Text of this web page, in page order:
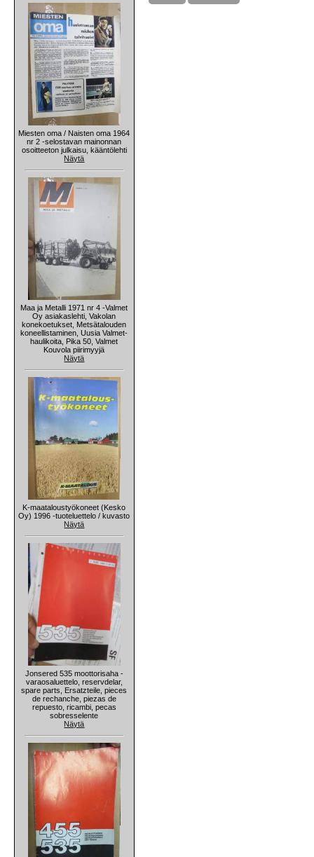
Miesten oma / Naisten oma 1964
nr 2 -selostavan mainonnan
osoitteeton julkaisu, kääntölehti
Näytä
Maa ja Metalli 1971 nr 4 -Valmet
Oy asiakaslehti, Vakolan
konekoetukset, Metsätalouden
koneellistaminen, Uusia Valmet-
haulikoita, Pika 50, Valmet
Kouvola piirimyyjä
Näytä
K-maataloustyökoneet (Kesko
Oy) 1996 -tuoteluettelo / kuvasto
Näytä
Jonsered 535 moottorisaha -
varaosaluettelo, reservdelar,
spare parts, Ersatzteile, pieces
de rechanche, piezas de
repuesto, ricambi, pecas
sobresselente
Näytä